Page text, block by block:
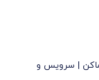
| سرویس و